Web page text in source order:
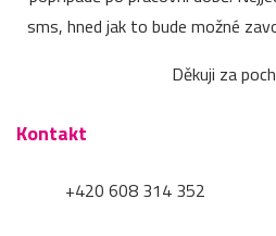
sms, hned jak to bude možné
Děkuji za
Kontakt
+420 608 314 352